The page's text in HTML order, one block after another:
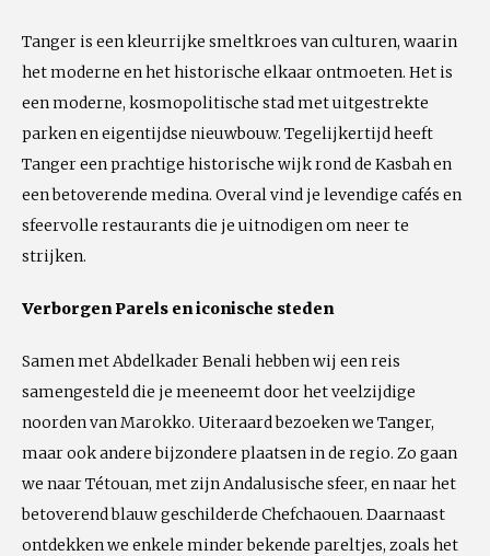
Tanger is een kleurrijke smeltkroes van culturen, waarin
het moderne en het historische elkaar ontmoeten. Het is
een moderne, kosmopolitische stad met uitgestrekte
parken en eigentijdse nieuwbouw. Tegelijkertijd heeft
Tanger een prachtige historische wijk rond de Kasbah en
een betoverende medina. Overal vind je levendige cafés en
sfeervolle restaurants die je uitnodigen om neer te
strijken.
Verborgen Parels en iconische steden
Samen met Abdelkader Benali hebben wij een reis
samengesteld die je meeneemt door het veelzijdige
noorden van Marokko. Uiteraard bezoeken we Tanger,
maar ook andere bijzondere plaatsen in de regio. Zo gaan
we naar Tétouan, met zijn Andalusische sfeer, en naar het
betoverend blauw geschilderde Chefchaouen. Daarnaast
ontdekken we enkele minder bekende pareltjes, zoals het